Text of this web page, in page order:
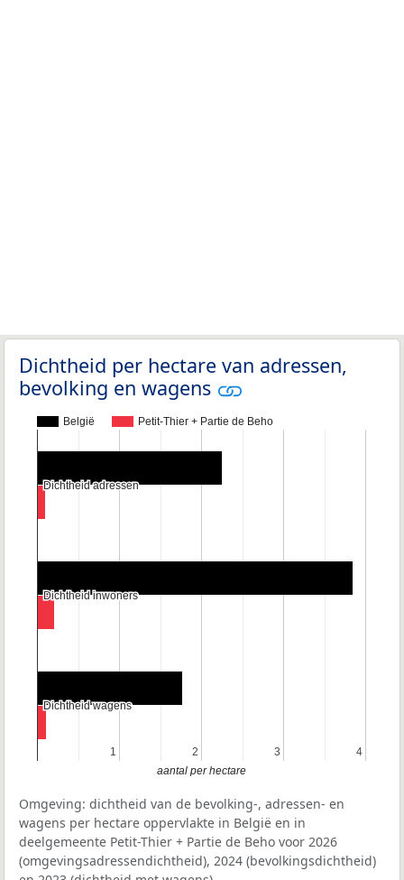
Dichtheid per hectare van adressen,
bevolking en wagens
België Petit-Thier + Partie de Beho
1
1 2
2 3
3 4
4
Dichtheid adressen
Dichtheid adressen
Dichtheid inwoners
Dichtheid inwoners
Dichtheid wagens
Dichtheid wagens
aantal per hectare
Omgeving: dichtheid van de bevolking-, adressen- en
wagens per hectare oppervlakte in België en in
deelgemeente Petit-Thier + Partie de Beho voor 2026
(omgevingsadressendichtheid), 2024 (bevolkingsdichtheid)